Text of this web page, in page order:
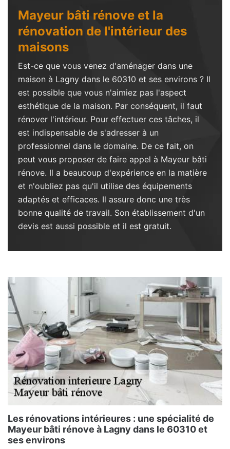
Mayeur bâti rénove et la
rénovation de l'intérieur des
maisons
Est-ce que vous venez d'aménager dans une
maison à Lagny dans le 60310 et ses environs ? Il
est possible que vous n'aimiez pas l'aspect
esthétique de la maison. Par conséquent, il faut
rénover l'intérieur. Pour effectuer ces tâches, il
est indispensable de s'adresser à un
professionnel dans le domaine. De ce fait, on
peut vous proposer de faire appel à Mayeur bâti
rénove. Il a beaucoup d'expérience en la matière
et n'oubliez pas qu'il utilise des équipements
adaptés et efficaces. Il assure donc une très
bonne qualité de travail. Son établissement d'un
devis est aussi possible et il est gratuit.
Les rénovations intérieures : une spécialité de
Mayeur bâti rénove à Lagny dans le 60310 et
ses environs